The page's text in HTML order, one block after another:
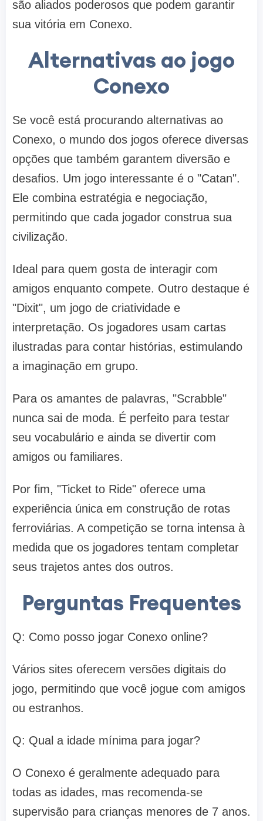
são aliados poderosos que podem garantir
sua vitória em Conexo.
Alternativas ao jogo
Conexo
Se você está procurando alternativas ao
Conexo, o mundo dos jogos oferece diversas
opções que também garantem diversão e
desafios. Um jogo interessante é o "Catan".
Ele combina estratégia e negociação,
permitindo que cada jogador construa sua
civilização.
Ideal para quem gosta de interagir com
amigos enquanto compete. Outro destaque é
"Dixit", um jogo de criatividade e
interpretação. Os jogadores usam cartas
ilustradas para contar histórias, estimulando
a imaginação em grupo.
Para os amantes de palavras, "Scrabble"
nunca sai de moda. É perfeito para testar
seu vocabulário e ainda se divertir com
amigos ou familiares.
Por fim, "Ticket to Ride" oferece uma
experiência única em construção de rotas
ferroviárias. A competição se torna intensa à
medida que os jogadores tentam completar
seus trajetos antes dos outros.
Perguntas Frequentes
Q: Como posso jogar Conexo online?
Vários sites oferecem versões digitais do
jogo, permitindo que você jogue com amigos
ou estranhos.
Q: Qual a idade mínima para jogar?
O Conexo é geralmente adequado para
todas as idades, mas recomenda-se
supervisão para crianças menores de 7 anos.